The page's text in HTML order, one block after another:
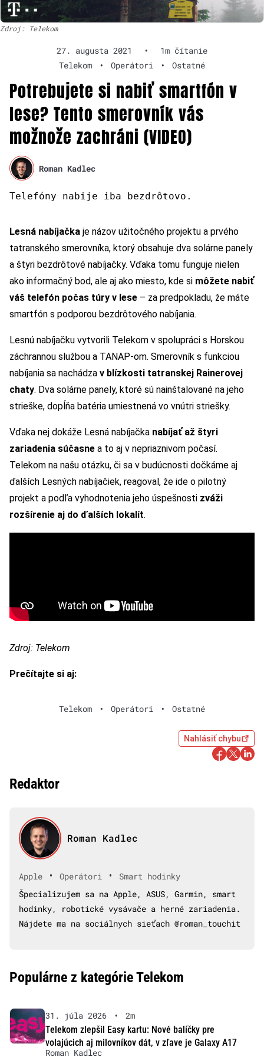
Zdroj: Telekom
27. augusta 2021 •
1m čítanie
Telekom
• Operátori • Ostatné
Potrebujete si nabiť smartfón v
lese? Tento smerovník vás
možnože zachráni (VIDEO)
Roman Kadlec
Telefóny nabije iba bezdrôtovo.
Lesná nabíjačka je názov užitočného projektu a prvého
tatranského smerovníka, ktorý obsahuje dva solárne panely
a štyri bezdrôtové nabíjačky. Vďaka tomu funguje nielen
ako informačný bod, ale aj ako miesto, kde si môžete nabiť
váš telefón počas túry v lese – za predpokladu, že máte
smartfón s podporou bezdrôtového nabíjania.
Lesnú nabíjačku vytvorili Telekom v spolupráci s Horskou
záchrannou službou a TANAP-om. Smerovník s funkciou
nabíjania sa nachádza v blízkosti tatranskej Rainerovej
chaty. Dva solárne panely, ktoré sú nainštalované na jeho
strieške, dopĺňa batéria umiestnená vo vnútri striešky.
Vďaka nej dokáže Lesná nabíjačka nabíjať až štyri
zariadenia súčasne a to aj v nepriaznivom počasí.
Telekom na našu otázku, či sa v budúcnosti dočkáme aj
ďalších Lesných nabíjačiek, reagoval, že ide o pilotný
projekt a podľa vyhodnotenia jeho úspešnosti zváži
rozšírenie aj do ďalších lokalít.
Zdroj: Telekom
Prečítajte si aj:
Telekom • Operátori • Ostatné
Nahlásiť chybu
Redaktor
Roman Kadlec
Apple • Operátori •
Smart hodinky
Špecializujem sa na Apple, ASUS, Garmin, smart
hodinky, robotické vysávače a herné zariadenia.
Nájdete ma na sociálnych sieťach @roman_touchit
Populárne z kategórie Telekom
31. júla 2026 •
2m
Telekom zlepšil Easy kartu: Nové balíčky pre
volajúcich aj milovníkov dát, v zľave je Galaxy A17
Roman Kadlec